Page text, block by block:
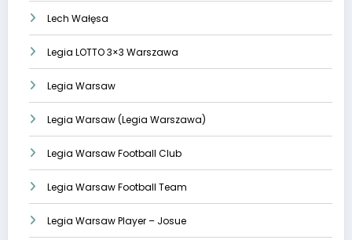
Lech Wałęsa
Legia LOTTO 3×3 Warszawa
Legia Warsaw
Legia Warsaw (Legia Warszawa)
Legia Warsaw Football Club
Legia Warsaw Football Team
Legia Warsaw Player – Josue